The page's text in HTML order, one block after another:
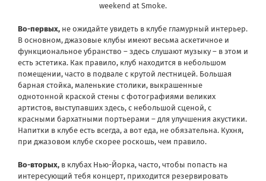
weekend at Smoke.
Во-первых, не ожидайте увидеть в клубе гламурный интерьер.
В основном, джазовые клубы имеют весьма аскетичное и
функциональное убранство – здесь слушают музыку – в этом и
есть эстетика. Как правило, клуб находится в небольшом
помещении, часто в подвале с крутой лестницей. Большая
барная стойка, маленькие столики, выкрашенные
однотонной краской стены с фотографиями великих
артистов, выступавших здесь, с небольшой сценой, с
красными бархатными портьерами – для улучшения акустики.
Напитки в клубе есть всегда, а вот еда, не обязательна. Кухня,
при джазовом клубе скорее роскошь, чем правило.
Во-вторых, в клубах Нью-Йорка, часто, чтобы попасть на
интересующий тебя концерт, приходится резервировать